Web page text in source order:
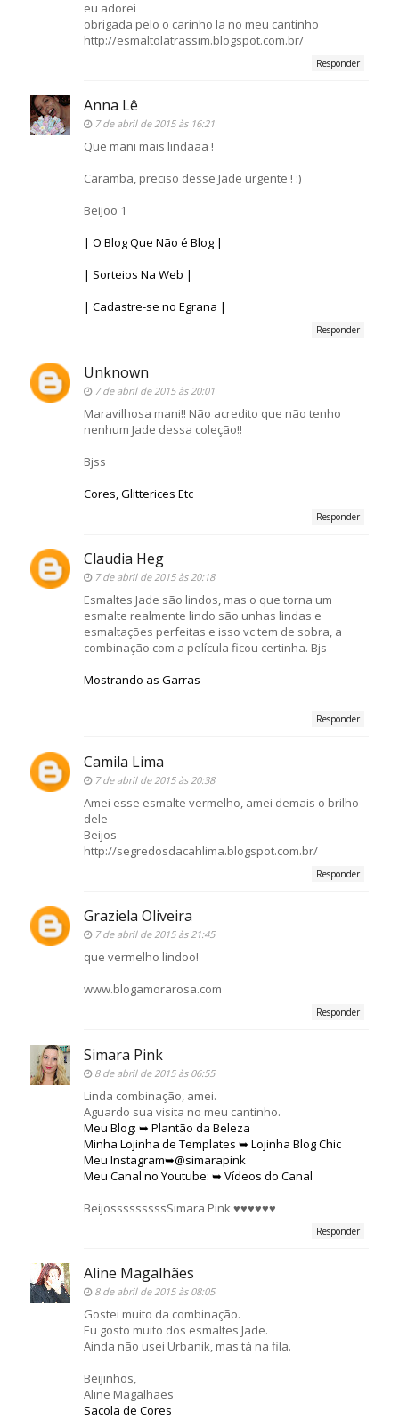
eu adorei
obrigada pelo o carinho la no meu cantinho
http://esmaltolatrassim.blogspot.com.br/
Responder
Anna Lê
7 de abril de 2015 às 16:21
Que mani mais lindaaa !
Caramba, preciso desse Jade urgente ! :)
Beijoo 1
| O Blog Que Não é Blog |
| Sorteios Na Web |
| Cadastre-se no Egrana |
Responder
Unknown
7 de abril de 2015 às 20:01
Maravilhosa mani!! Não acredito que não tenho
nenhum Jade dessa coleção!!
Bjss
Cores, Glitterices Etc
Responder
Claudia Heg
7 de abril de 2015 às 20:18
Esmaltes Jade são lindos, mas o que torna um
esmalte realmente lindo são unhas lindas e
esmaltações perfeitas e isso vc tem de sobra, a
combinação com a película ficou certinha. Bjs
Mostrando as Garras
Responder
Camila Lima
7 de abril de 2015 às 20:38
Amei esse esmalte vermelho, amei demais o brilho
dele
Beijos
http://segredosdacahlima.blogspot.com.br/
Responder
Graziela Oliveira
7 de abril de 2015 às 21:45
que vermelho lindoo!
www.blogamorarosa.com
Responder
Simara Pink
8 de abril de 2015 às 06:55
Linda combinação, amei.
Aguardo sua visita no meu cantinho.
Meu Blog: ➥ Plantão da Beleza
Minha Lojinha de Templates ➥ Lojinha Blog Chic
Meu Instagram➥@simarapink
Meu Canal no Youtube: ➥ Vídeos do Canal
BeijosssssssssSimara Pink ♥♥♥♥♥♥
Responder
Aline Magalhães
8 de abril de 2015 às 08:05
Gostei muito da combinação.
Eu gosto muito dos esmaltes Jade.
Ainda não usei Urbanik, mas tá na fila.
Beijinhos,
Aline Magalhães
Sacola de Cores